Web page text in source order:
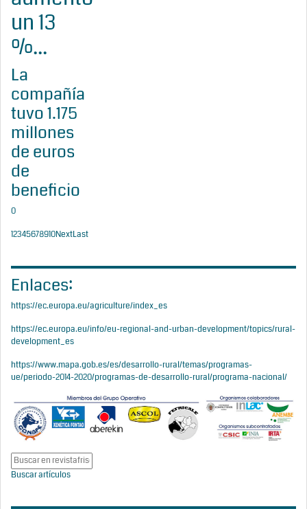
un 13
%...
La
compañía
tuvo 1.175
millones
de euros
de
beneficio
0
12345678910NextLast
Enlaces:
https://ec.europa.eu/agriculture/index_es
https://ec.europa.eu/info/eu-regional-and-urban-development/topics/rural-
development_es
https://www.mapa.gob.es/es/desarrollo-rural/temas/programas-
ue/periodo-2014-2020/programas-de-desarrollo-rural/programa-nacional/
Buscar artículos